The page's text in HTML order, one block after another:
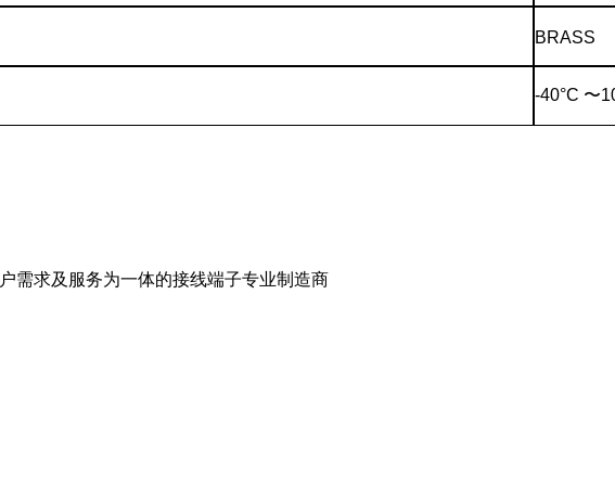
BRASS
-40°C 〜
需求及服务为一体的接线端子专业制造商